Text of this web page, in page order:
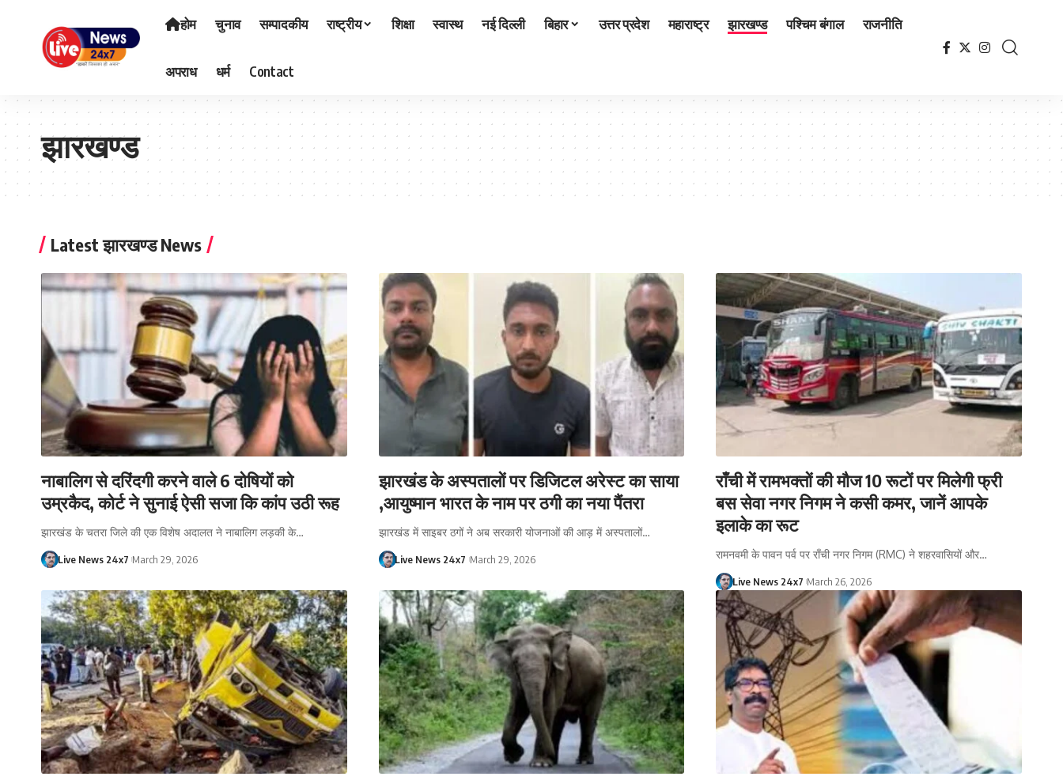
होम चुनाव सम्पादकीय राष्ट्रीय शिक्षा स्वास्थ नई दिल्ली बिहार उत्तर प्रदेश महाराष्ट्र झारखण्ड पश्चिम बंगाल राजनीति
अपराध धर्म Contact
झारखण्ड
Latest झारखण्ड News
नाबालिग से दरिंदगी करने वाले 6 दोषियों को
उम्रकैद, कोर्ट ने सुनाई ऐसी सजा कि कांप उठी रूह
झारखंड के चतरा जिले की एक विशेष अदालत ने नाबालिग लड़की के…
Live News 24x7 March 29, 2026
झारखंड के अस्पतालों पर डिजिटल अरेस्ट का साया
,आयुष्मान भारत के नाम पर ठगी का नया पैंतरा
झारखंड में साइबर ठगों ने अब सरकारी योजनाओं की आड़ में अस्पतालों…
Live News 24x7 March 29, 2026
राँची में रामभक्तों की मौज 10 रूटों पर मिलेगी फ्री
बस सेवा नगर निगम ने कसी कमर, जानें आपके
इलाके का रूट
रामनवमी के पावन पर्व पर राँची नगर निगम (RMC) ने शहरवासियों और…
Live News 24x7 March 26, 2026